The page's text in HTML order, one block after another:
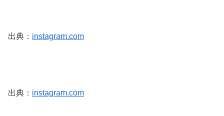
出典： instagram.com
出典： instagram.com